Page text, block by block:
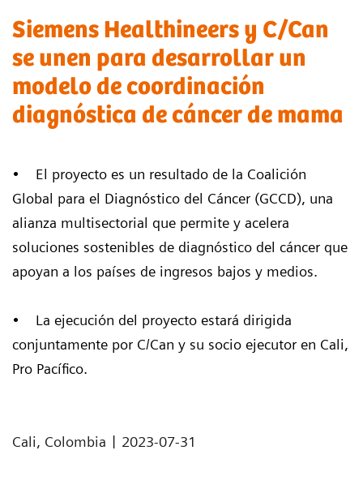
Siemens Healthineers y C/Can
se unen para desarrollar un
modelo de coordinación
diagnóstica de cáncer de mama
• El proyecto es un resultado de la Coalición
Global para el Diagnóstico del Cáncer (GCCD), una
alianza multisectorial que permite y acelera
soluciones sostenibles de diagnóstico del cáncer que
apoyan a los países de ingresos bajos y medios.
• La ejecución del proyecto estará dirigida
conjuntamente por C/Can y su socio ejecutor en Cali,
Pro Pacífico.
Cali, Colombia | 2023-07-31